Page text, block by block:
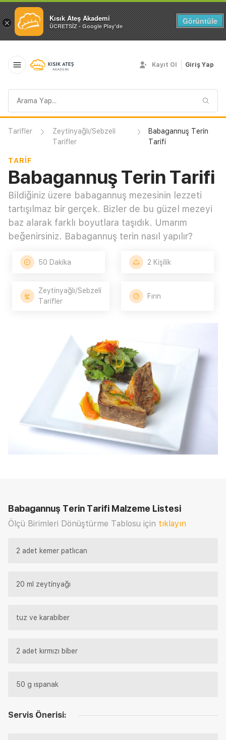
× Kısık Ateş Akademi
ÜCRETSİZ - Google Play'de
Görüntüle
sorgusu
Kayıt Ol Giriş Yap
Tarifler
Zeytinyağlı/Sebzeli
Tarifler
Babagannuş Terin
Tarifi
TARIF
Babagannuş Terin Tarifi
Bildiğiniz üzere babagannuş mezesinin lezzeti
tartışılmaz bir gerçek. Bizler de bu güzel mezeyi
baz alarak farklı boyutlara taşıdık. Umarım
beğenirsiniz. Babagannuş terin nasıl yapılır?
50 Dakika 2 Kişilik
Zeytinyağlı/Sebzeli
Tarifler
Fırın
Babagannuş Terin Tarifi Malzeme Listesi
Ölçü Birimleri Dönüştürme Tablosu için tıklayın
2 adet kemer patlıcan
20 ml zeytinyağı
tuz ve karabiber
2 adet kırmızı biber
50 g ıspanak
Servis Önerisi: